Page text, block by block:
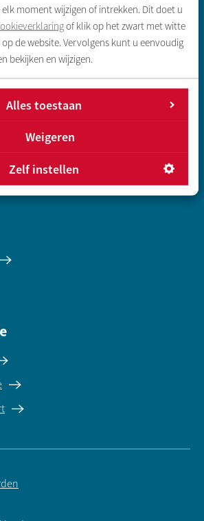
moment wijzigen of intrekken. Dit doet u
of klik op het zwart met witte
de website. Vervolgens kunt u eenvoudig
bekijken en wijzigen.
Alles toestaan
Weigeren
Zelf instellen
sociale huur